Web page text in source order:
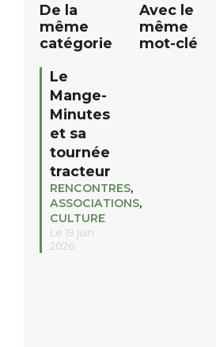
De la
même
catégorie
Le
Mange-
Minutes
et sa
tournée
tracteur
RENCONTRES,
ASSOCIATIONS,
CULTURE
Le 19 juin
2026
Avec le
même
mot-clé